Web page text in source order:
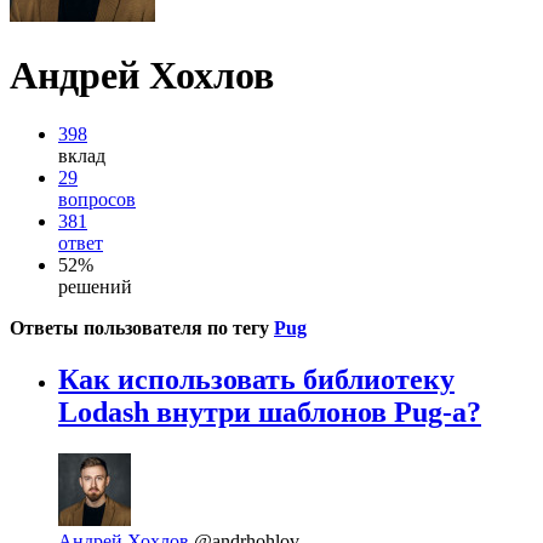
Андрей Хохлов
398
вклад
29
вопросов
381
ответ
52%
решений
Ответы пользователя по тегу Pug
Как использовать библиотеку
Lodash внутри шаблонов Pug-а?